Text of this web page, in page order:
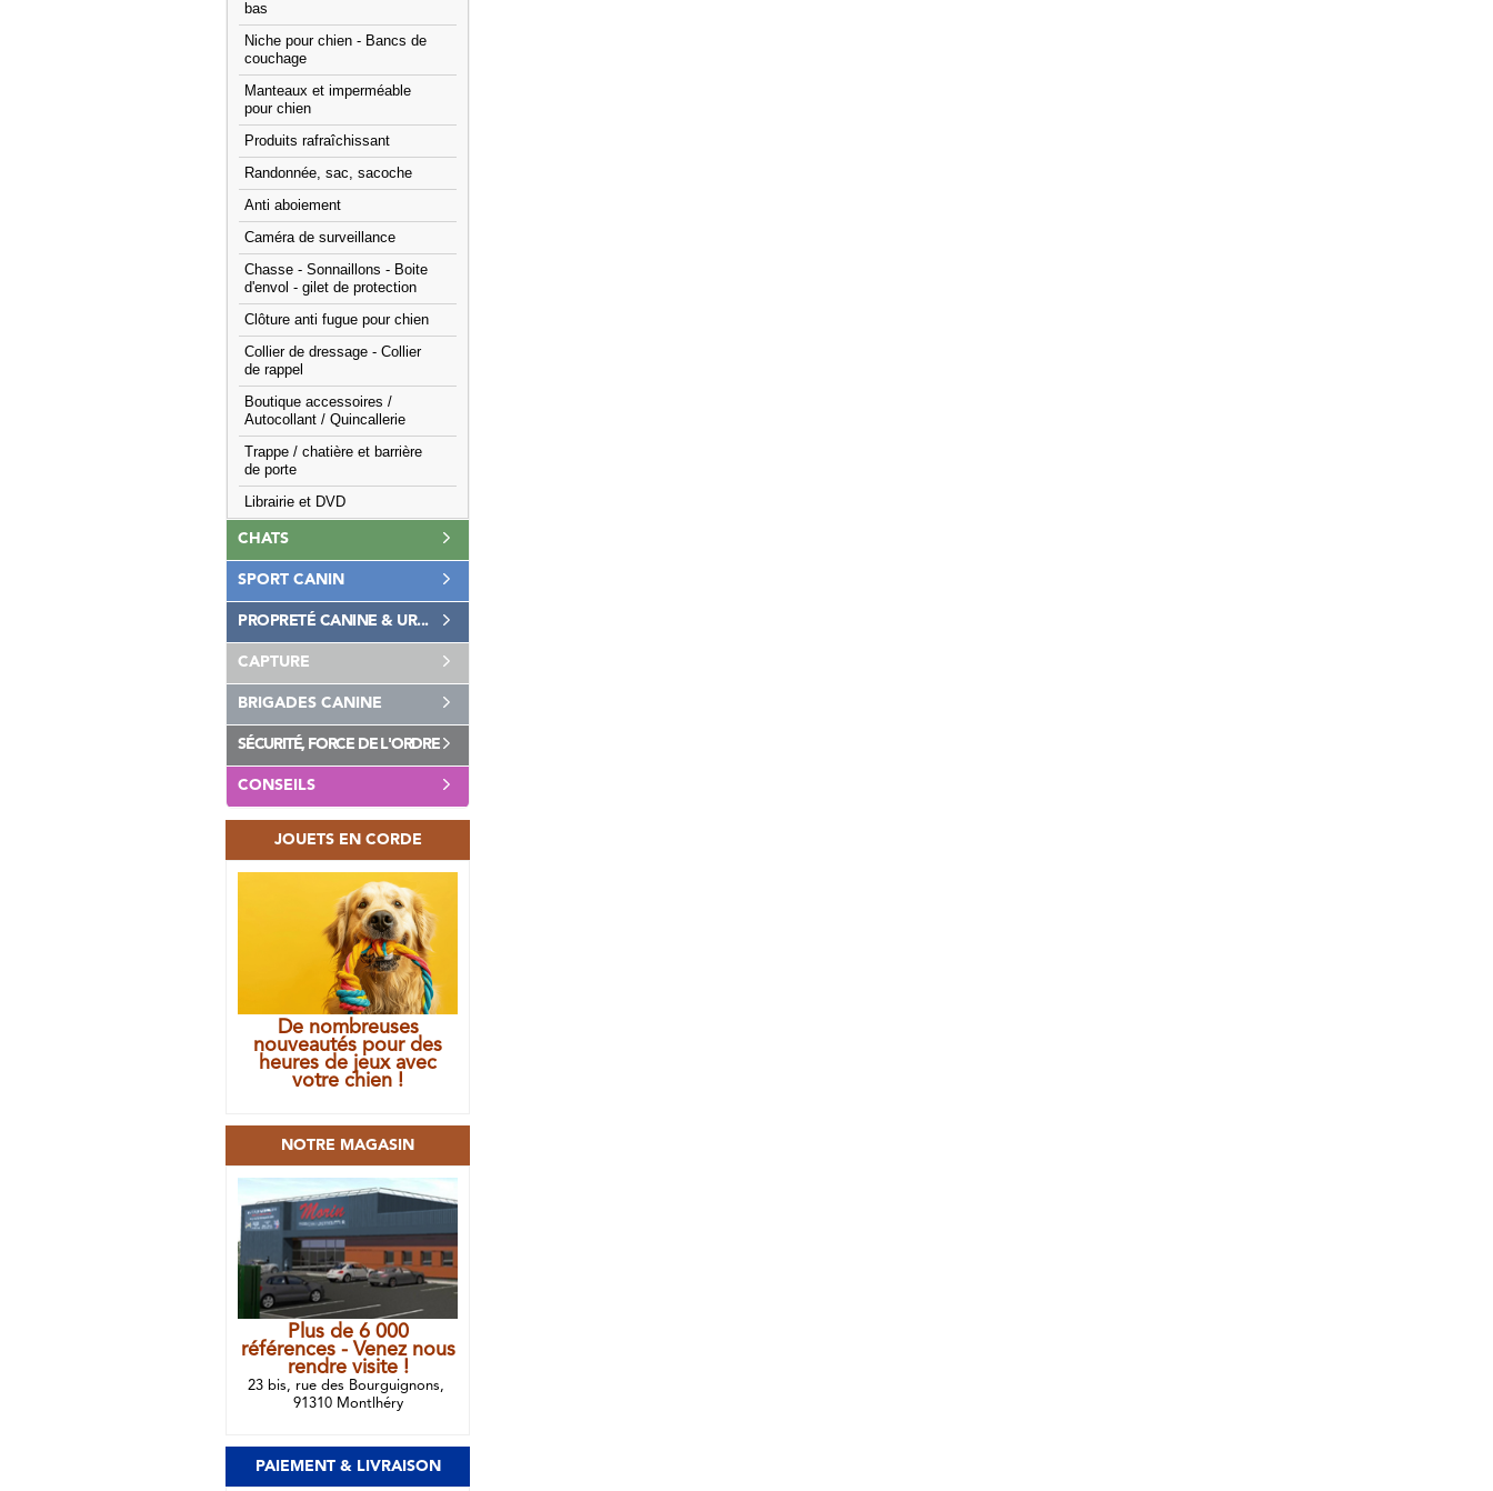
bas
Niche pour chien - Bancs de
couchage
Manteaux et imperméable
pour chien
Produits rafraîchissant
Randonnée, sac, sacoche
Anti aboiement
Caméra de surveillance
Chasse - Sonnaillons - Boite
d'envol - gilet de protection
Clôture anti fugue pour chien
Collier de dressage - Collier
de rappel
Boutique accessoires /
Autocollant / Quincallerie
Trappe / chatière et barrière
de porte
Librairie et DVD
CHATS
SPORT CANIN
PROPRETÉ CANINE & UR...
CAPTURE
BRIGADES CANINE
SÉCURITÉ, FORCE DE L'ORDRE
CONSEILS
JOUETS EN CORDE
De nombreuses
nouveautés pour des
heures de jeux avec
votre chien !
NOTRE MAGASIN
Plus de 6 000
références - Venez nous
rendre visite !
23 bis, rue des Bourguignons,
91310 Montlhéry
PAIEMENT & LIVRAISON